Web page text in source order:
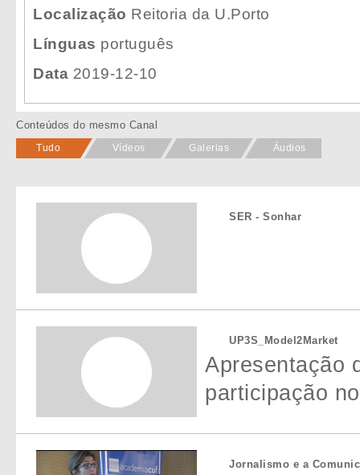
Localização Reitoria da U.Porto
Línguas português
Data 2019-12-10
Conteúdos do mesmo Canal
Tudo Vídeos Galerias Áudios
SER - Sonhar
UP3S_Model2Market
Apresentação
participação
Jornalismo e a